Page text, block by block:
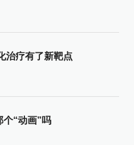
治疗有了新靶点
个“动画”吗